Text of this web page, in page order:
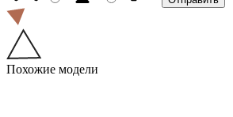
Похожие модели